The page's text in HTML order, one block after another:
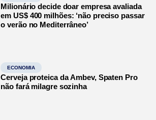
Milionário decide doar empresa avaliada
em US$ 400 milhões: ‘não preciso passar
o verão no Mediterrâneo’
ECONOMIA
Cerveja proteica da Ambev, Spaten Pro
não fará milagre sozinha